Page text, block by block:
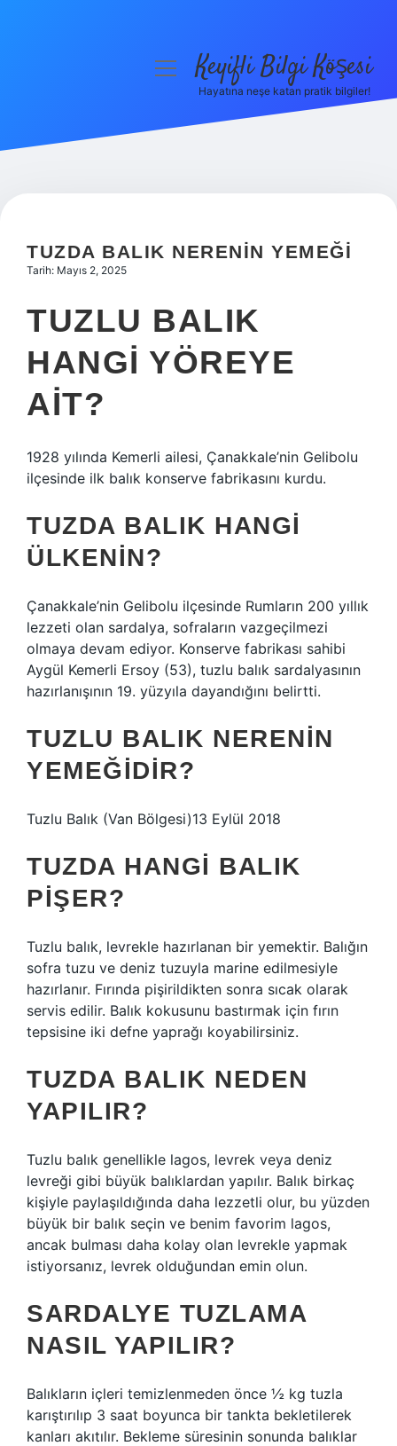
Hakkımızda
menüyüKeyifli Bilgi Köşesi
Hayatına neşe katan pratik bilgiler!
TUZDA BALIK NERENIN YEMEĞI
Tarih: Mayıs 2, 2025
TUZLU BALIK
HANGI YÖREYE
AIT?
1928 yılında Kemerli ailesi, Çanakkale’nin Gelibolu
ilçesinde ilk balık konserve fabrikasını kurdu.
TUZDA BALIK HANGI
ÜLKENIN?
Çanakkale’nin Gelibolu ilçesinde Rumların 200 yıllık
lezzeti olan sardalya, sofraların vazgeçilmezi
olmaya devam ediyor. Konserve fabrikası sahibi
Aygül Kemerli Ersoy (53), tuzlu balık sardalyasının
hazırlanışının 19. yüzyıla dayandığını belirtti.
TUZLU BALIK NERENIN
YEMEĞIDIR?
Tuzlu Balık (Van Bölgesi)13 Eylül 2018
TUZDA HANGI BALIK
PIŞER?
Tuzlu balık, levrekle hazırlanan bir yemektir. Balığın
sofra tuzu ve deniz tuzuyla marine edilmesiyle
hazırlanır. Fırında pişirildikten sonra sıcak olarak
servis edilir. Balık kokusunu bastırmak için fırın
tepsisine iki defne yaprağı koyabilirsiniz.
TUZDA BALIK NEDEN
YAPILIR?
Tuzlu balık genellikle lagos, levrek veya deniz
levreği gibi büyük balıklardan yapılır. Balık birkaç
kişiyle paylaşıldığında daha lezzetli olur, bu yüzden
büyük bir balık seçin ve benim favorim lagos,
ancak bulması daha kolay olan levrekle yapmak
istiyorsanız, levrek olduğundan emin olun.
SARDALYE TUZLAMA
NASIL YAPILIR?
Balıkların içleri temizlenmeden önce ½ kg tuzla
karıştırılıp 3 saat boyunca bir tankta bekletilerek
kanları akıtılır. Bekleme süresinin sonunda balıklar